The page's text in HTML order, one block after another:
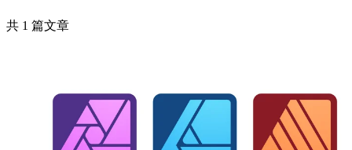
共 1 篇文章